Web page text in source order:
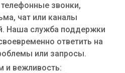
звонки,
чат или каналы
Наша служба поддержки
ответить на
или запросы.
и вежливость: